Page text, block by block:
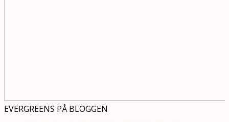
EVERGREENS PÅ BLOGGEN